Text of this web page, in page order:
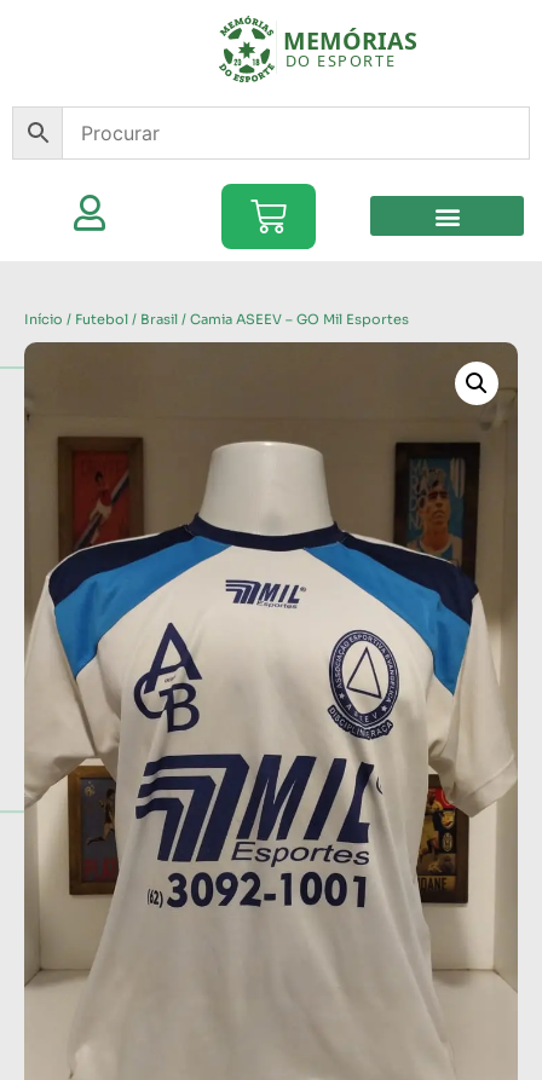
Início / Futebol / Brasil / Camia ASEEV – GO Mil Esportes